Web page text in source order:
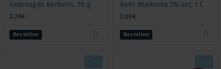
Gedroogde Berberis, 50 g
3.29€
Bestellen
Kefir Mlekovita 2% vet, 1 l.
2.09€
Bestellen
+4 +4